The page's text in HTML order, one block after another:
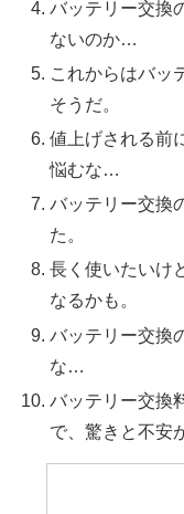
バッテリー交換
ないのか…
これからはバッ
そうだ。
値上げされる前
悩むな…
バッテリー交換
た。
長く使いたいけ
なるかも。
バッテリー交換
な…
バッテリー交換
で、驚きと不安